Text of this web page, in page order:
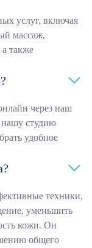
услуг, включая
массаж,
также
через наш
нашу студию
удобное
техники,
уменьшить
кожи. Он
общего